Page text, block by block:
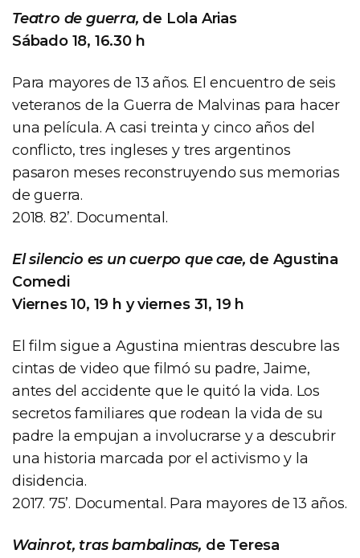
Teatro de guerra, de Lola Arias
Sábado 18, 16.30 h
Para mayores de 13 años. El encuentro de seis
veteranos de la Guerra de Malvinas para hacer
una película. A casi treinta y cinco años del
conflicto, tres ingleses y tres argentinos
pasaron meses reconstruyendo sus memorias
de guerra.
2018. 82’. Documental.
El silencio es un cuerpo que cae, de Agustina
Comedi
Viernes 10, 19 h y viernes 31, 19 h
El film sigue a Agustina mientras descubre las
cintas de video que filmó su padre, Jaime,
antes del accidente que le quitó la vida. Los
secretos familiares que rodean la vida de su
padre la empujan a involucrarse y a descubrir
una historia marcada por el activismo y la
disidencia.
2017. 75’. Documental. Para mayores de 13 años.
Wainrot, tras bambalinas, de Teresa